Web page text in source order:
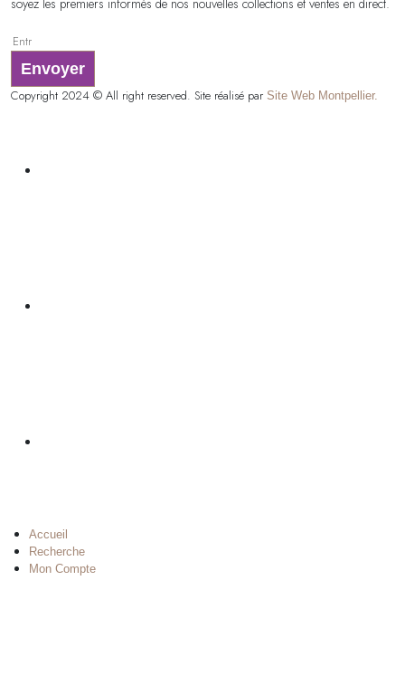
Envoyer
Copyright 2024 © All right reserved. Site réalisé par Site Web Montpellier.
Accueil
Recherche
Mon Compte